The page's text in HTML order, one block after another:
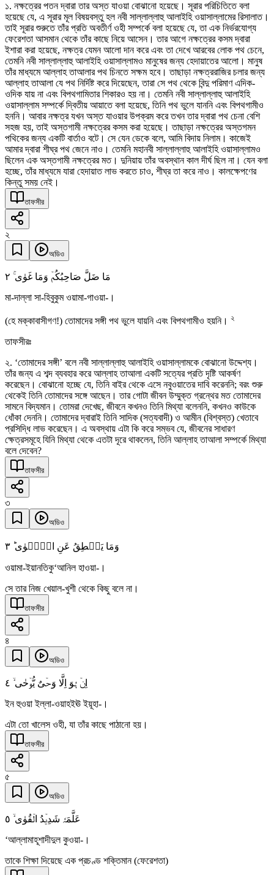
১. নক্ষত্রের পতন দ্বারা তার অস্ত যাওয়া বোঝানো হয়েছে। সূরার পরিচিতিতে বলা
হয়েছে যে, এ সূরার মূল বিষয়বস্তু হল নবী সাল্লাল্লাহু আলাইহি ওয়াসাল্লামের রিসালাত।
তাই সূরার শুরুতে তাঁর প্রতি অবতীর্ণ ওহী সম্পর্কে বলা হয়েছে যে, তা এক নির্ভরযোগ্য
ফেরেশতা আসমান থেকে তাঁর কাছে নিয়ে আসেন। তার আগে নক্ষত্রের কসম দ্বারা
ইশারা করা হয়েছে, নক্ষত্র যেমন আলো দান করে এবং তা দেখে আরবের লোক পথ চেনে,
তেমনি নবী সাল্লাল্লাহু আলাইহি ওয়াসাল্লামও মানুষের জন্য হেদায়াতের আলো। মানুষ
তাঁর মাধ্যমে আল্লাহ তাআলার পথ চিনতে সক্ষম হবে। তাছাড়া নক্ষত্ররাজির চলার জন্য
আল্লাহ তাআলা যে পথ নির্দিষ্ট করে দিয়েছেন, তারা সে পথ থেকে বিন্দু পরিমাণ এদিক-
ওদিক যায় না এবং বিপথগামিতার শিকারও হয় না। তেমনি নবী সাল্লাল্লাহু আলাইহি
ওয়াসাল্লাম সম্পর্কে দ্বিতীয় আয়াতে বলা হয়েছে, তিনি পথ ভুলে যাননি এবং বিপথগামীও
হননি। আবার নক্ষত্র যখন অস্ত যাওয়ার উপক্রম করে তখন তার দ্বারা পথ চেনা বেশি
সহজ হয়, তাই অস্তগামী নক্ষত্রের কসম করা হয়েছে। তাছাড়া নক্ষত্রের অস্তগমন
পথিকের জন্য একটি বার্তাও বটে। সে যেন ডেকে বলে, আমি বিদায় নিলাম। কাজেই
আমার দ্বারা শীঘ্র পথ জেনে নাও। তেমনি মহানবী সাল্লাল্লাহু আলাইহি ওয়াসাল্লামও
ছিলেন এক অস্তগামী নক্ষত্রের মত। দুনিয়ায় তাঁর অবস্থান কাল দীর্ঘ ছিল না। যেন বলা
হচ্ছে, তাঁর মাধ্যমে যারা হেদায়াত লাভ করতে চাও, শীঘ্র তা করে নাও। কালক্ষেপণের
কিন্তু সময় নেই।
তাফসীর
২
অডিও
مَا ضَلَّ صَاحِبُکُمۡ وَمَا غَوٰی ۚ ٢
মা-দাল্লা সা-হিবুকুম ওয়ামা-গাওয়া-।
(হে মক্কাবাসীগণ!) তোমাদের সঙ্গী পথ ভুলে যায়নি এবং বিপথগামীও হয়নি। ২
তাফসীরঃ
২. ‘তোমাদের সঙ্গী’ বলে নবী সাল্লাল্লাহু আলাইহি ওয়াসাল্লামকে বোঝানো উদ্দেশ্য।
তাঁর জন্য এ শব্দ ব্যবহার করে আল্লাহ তাআলা একটি সত্যের প্রতি দৃষ্টি আকর্ষণ
করেছেন। বোঝানো হচ্ছে যে, তিনি বাইর থেকে এসে নবুওয়াতের দাবি করেননি; বরং শুরু
থেকেই তিনি তোমাদের সঙ্গে আছেন। তার গোটা জীবন উম্মুক্ত গ্রন্থের মত তোমাদের
সামনে বিদ্যমান। তোমরা দেখেছ, জীবনে কখনও তিনি মিথ্যা বলেননি, কখনও কাউকে
ধোঁকা দেননি। তোমাদের দ্বারাই তিনি সাদিক (সত্যবাদী) ও আমীন (বিশ্বস্ত) খেতাবে
প্রসিদ্ধি লাভ করেছেন। এ অবস্থায় এটা কি করে সম্ভব যে, জীবনের সাধারণ
ক্ষেত্রসমূহে যিনি মিথ্যা থেকে এতটা দূরে থাকলেন, তিনি আল্লাহ তাআলা সম্পর্কে মিথ্যা
বলে দেবেন?
তাফসীর
৩
অডিও
وَمَا یَنۡطِقُ عَنِ الۡہَوٰی ؕ ٣
ওয়ামা-ইয়ানতিকু‘আনিল হাওয়া-।
সে তার নিজ খেয়াল-খুশী থেকে কিছু বলে না।
তাফসীর
৪
অডিও
اِنۡ ہُوَ اِلَّا وَحۡیٌ یُّوۡحٰی ۙ ٤
ইন হুওয়া ইল্লা-ওয়াহইঊ ইয়ূহা-।
এটা তো খালেস ওহী, যা তাঁর কাছে পাঠানো হয়।
তাফসীর
৫
অডিও
عَلَّمَہٗ شَدِیۡدُ الۡقُوٰی ۙ ٥
‘আল্লামাহূশাদীদুল কুওয়া-।
তাকে শিক্ষা দিয়েছে এক প্রচণ্ড শক্তিমান (ফেরেশতা)